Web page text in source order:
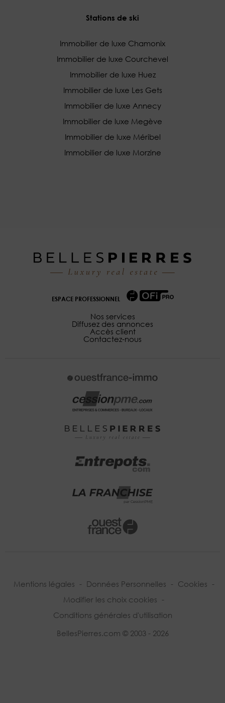
Stations de ski
Immobilier de luxe Chamonix
Immobilier de luxe Courchevel
Immobilier de luxe Huez
Immobilier de luxe Les Gets
Immobilier de luxe Annecy
Immobilier de luxe Megève
Immobilier de luxe Méribel
Immobilier de luxe Morzine
ESPACE PROFESSIONNEL
Nos services
Diffusez des annonces
Accès client
Contactez-nous
Mentions légales - Données Personnelles - Cookies -
Modifier les choix cookies -
Conditions générales d'utilisation
BellesPierres.com © 2003 - 2026